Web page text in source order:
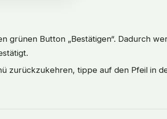
grünen Button „Bestätigen“. Dadurch
zurückzukehren, tippe auf den Pfeil in